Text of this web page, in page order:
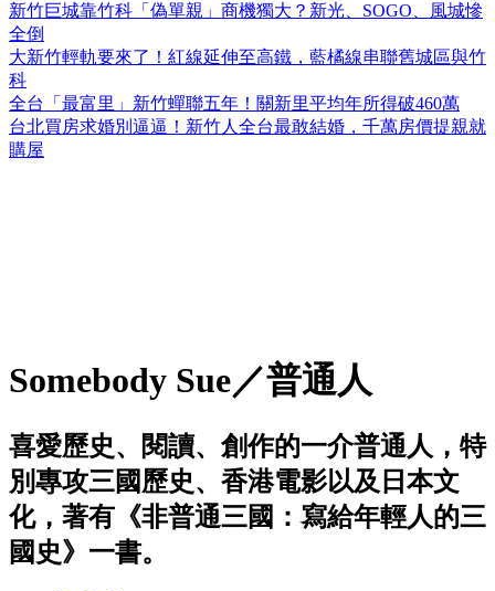
新竹巨城靠竹科「偽單親」商機獨大？新光、SOGO、風城慘
全倒
大新竹輕軌要來了！紅線延伸至高鐵，藍橘線串聯舊城區與竹
科
全台「最富里」新竹蟬聯五年！關新里平均年所得破460萬
台北買房求婚別逼逼！新竹人全台最敢結婚，千萬房價提親就
購屋
Somebody Sue／普通人
喜愛歷史、閱讀、創作的一介普通人，特
別專攻三國歷史、香港電影以及日本文
化，著有《非普通三國：寫給年輕人的三
國史》一書。